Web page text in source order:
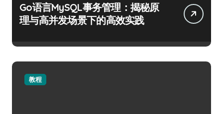
Go语言MySQL事务管理：揭秘原
理与高并发场景下的高效实践
教程